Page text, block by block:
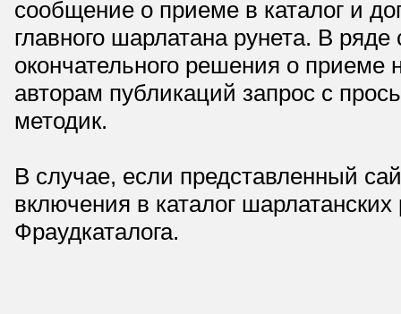
сообщение о приеме в каталог и
главного шарлатана рунета. В
окончательного решения о приеме
авторам публикаций запрос с
методик.
В случае, если представленный
включения в каталог
Фраудкаталога.